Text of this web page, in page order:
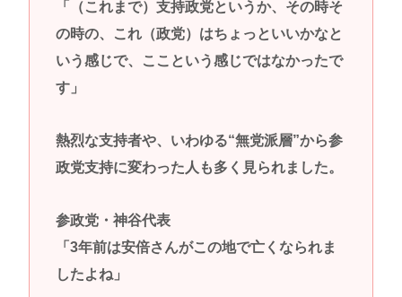
「（これまで）支持政党というか、その時そ
の時の、これ（政党）はちょっといいかなと
いう感じで、ここという感じではなかったで
す」
熱烈な支持者や、いわゆる“無党派層”から参
政党支持に変わった人も多く見られました。
参政党・神谷代表
「3年前は安倍さんがこの地で亡くなられま
したよね」